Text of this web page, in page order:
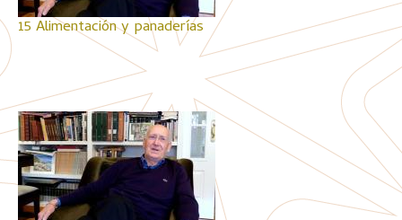
15 Alimentación y panaderías